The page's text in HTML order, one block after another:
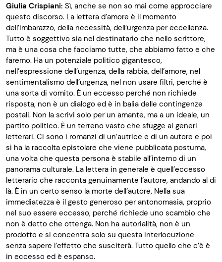
Giulia Crispiani: Sì, anche se non so mai come approcciare
questo discorso. La lettera d’amore è il momento
dell’imbarazzo, della necessità, dell’urgenza per eccellenza.
Tutto è soggettivo sia nel destinatario che nello scrittore,
ma è una cosa che facciamo tutte, che abbiamo fatto e che
faremo. Ha un potenziale politico gigantesco,
nell’espressione dell’urgenza, della rabbia, dell’amore, nel
sentimentalismo dell’urgenza, nel non usare filtri, perché è
una sorta di vomito. È un eccesso perché non richiede
risposta, non è un dialogo ed è in balia delle contingenze
postali. Non la scrivi solo per un amante, ma a un ideale, un
partito politico. È un terreno vasto che sfugge ai generi
letterari. Ci sono i romanzi di un’autrice e di un autore e poi
si ha la raccolta epistolare che viene pubblicata postuma,
una volta che questa persona è stabile all’interno di un
panorama culturale. La lettera in generale è quell’eccesso
letterario che racconta genuinamente l’autore, andando al di
là. È in un certo senso la morte dell’autore. Nella sua
immediatezza è il gesto generoso per antonomasia, proprio
nel suo essere eccesso, perché richiede uno scambio che
non è detto che ottenga. Non ha autorialità, non è un
prodotto e si concentra solo su questa interlocuzione
senza sapere l’effetto che susciterà. Tutto quello che c’è è
in eccesso ed è espanso.